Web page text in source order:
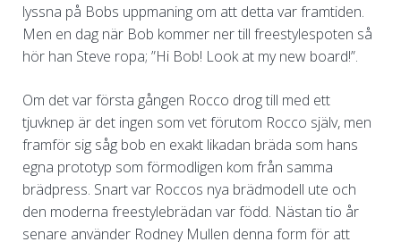
lyssna på Bobs uppmaning om att detta var framtiden.
Men en dag när Bob kommer ner till freestylespoten så
hör han Steve ropa; ”Hi Bob! Look at my new board!”.
Om det var första gången Rocco drog till med ett
tjuvknep är det ingen som vet förutom Rocco själv, men
framför sig såg bob en exakt likadan bräda som hans
egna prototyp som förmodligen kom från samma
brädpress. Snart var Roccos nya brädmodell ute och
den moderna freestylebrädan var född. Nästan tio år
senare använder Rodney Mullen denna form för att